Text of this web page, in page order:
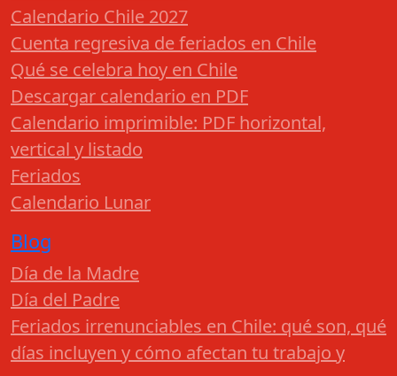
Calendario Chile 2027
Cuenta regresiva de feriados en Chile
Qué se celebra hoy en Chile
Descargar calendario en PDF
Calendario imprimible: PDF horizontal,
vertical y listado
Feriados
Calendario Lunar
Blog
Día de la Madre
Día del Padre
Feriados irrenunciables en Chile: qué son, qué
días incluyen y cómo afectan tu trabajo y